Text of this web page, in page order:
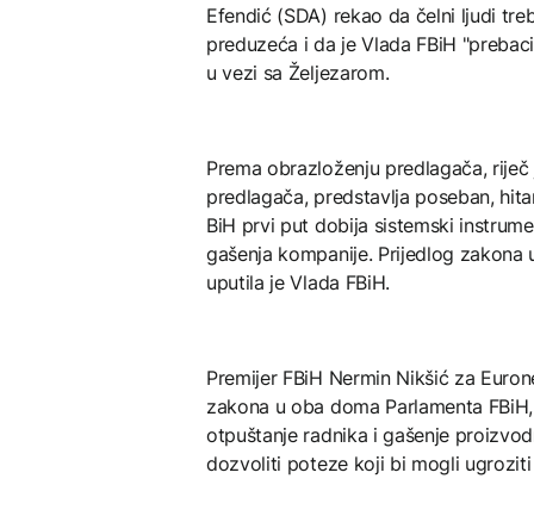
Efendić (SDA) rekao da čelni ljudi
preduzeća i da je Vlada FBiH
u vezi sa Željezarom.
Prema obrazloženju predlagača,
predlagača, predstavlja poseban,
BiH prvi put dobija sistemski
gašenja kompanije. Prijedlog
uputila je Vlada FBiH.
Premijer FBiH Nermin Nikšić za
zakona u oba doma Parlamenta
otpuštanje radnika i gašenje
dozvoliti poteze koji bi mogli